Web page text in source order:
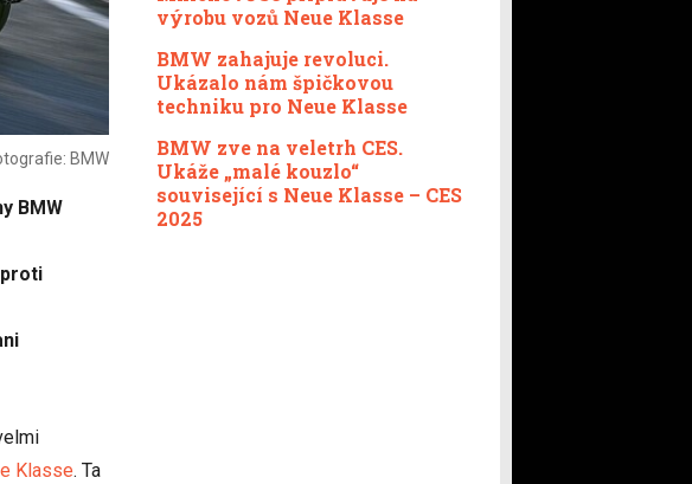
BMW
BMW
Klasse. Ta
výrobu vozů Neue Klasse
BMW zahajuje revoluci.
Ukázalo nám špičkovou
techniku pro Neue Klasse
BMW zve na veletrh CES.
Ukáže „malé kouzlo“
související s Neue Klasse – CES
2025